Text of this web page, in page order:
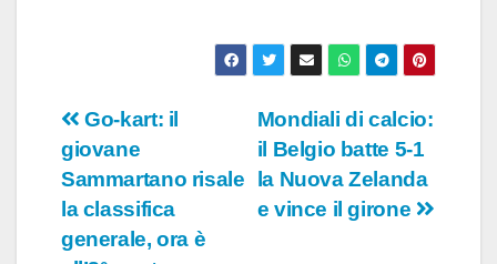
Navigazione
articoli
Mondiali di calcio:
il Belgio batte 5-1
la Nuova Zelanda
e vince il girone
Go-kart: il
giovane
Sammartano risale
la classifica
generale, ora è